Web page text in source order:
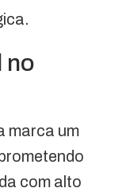
no
marca um
com alto